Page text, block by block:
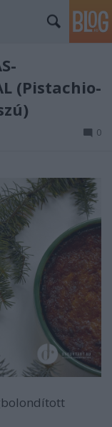
(Pistachio-
0